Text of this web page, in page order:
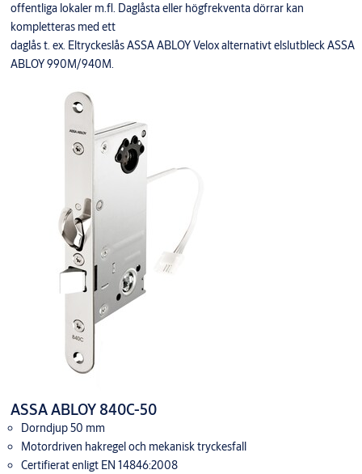
offentliga lokaler m.fl. Daglåsta eller högfrekventa dörrar kan
kompletteras med ett
daglås t. ex. Eltryckeslås ASSA ABLOY Velox alternativt elslutbleck ASSA
ABLOY 990M/940M.
ASSA ABLOY 840C-50
Dorndjup 50 mm
Motordriven hakregel och mekanisk tryckesfall
Certifierat enligt EN 14846:2008